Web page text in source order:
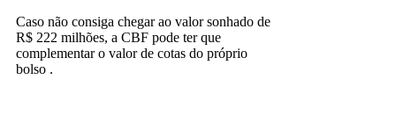
Caso não consiga chegar ao valor sonhado de
R$ 222 milhões, a CBF pode ter que
complementar o valor de cotas do próprio
bolso .